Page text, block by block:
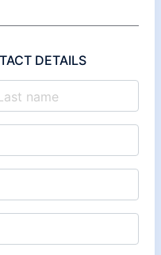
DETAILS